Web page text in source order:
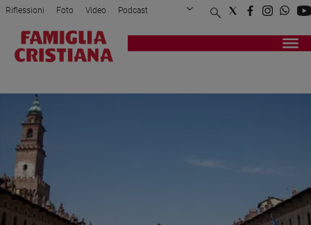
Attualità
Politica
Mondo
Economia
Legalità
e
giustizia
Sport
Riflessioni Foto Video Podcast
Privacy Policy Chi siamo
Registrati Redazione